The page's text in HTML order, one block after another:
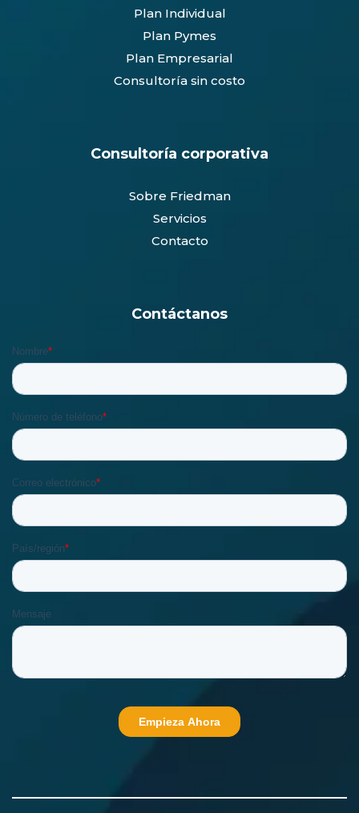
Plan Individual
Plan Pymes
Plan Empresarial
Consultoría sin costo
Consultoría corporativa
Sobre Friedman
Servicios
Contacto
Contáctanos